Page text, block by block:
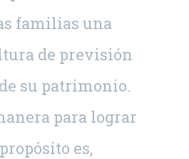
familias una
de previsión
su patrimonio.
para lograr
es,